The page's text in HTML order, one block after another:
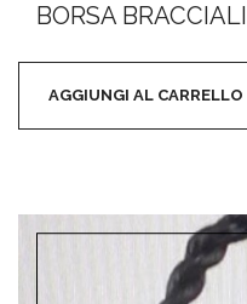
5
BORSA
AGGIUNGI AL CARRELLO